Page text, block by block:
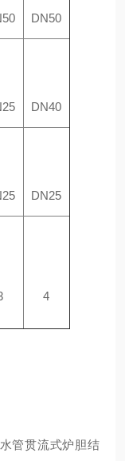
DN50
DN40
DN25
4
管贯流式炉胆结